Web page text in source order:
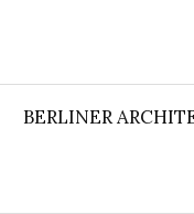
BERLINER